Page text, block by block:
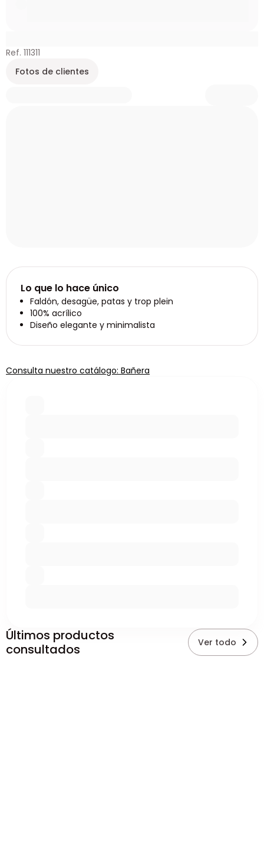
Ref. 111311
Fotos de clientes
Lo que lo hace único
Faldón, desagüe, patas y trop plein
100% acrílico
Diseño elegante y minimalista
Consulta nuestro catálogo: Bañera
Últimos productos
consultados
Ver todo